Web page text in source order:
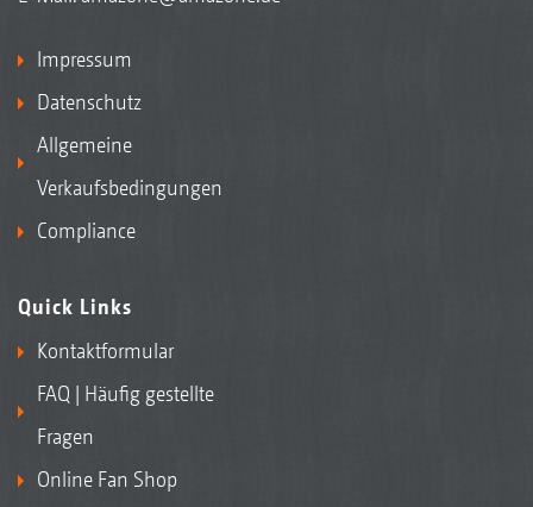
Impressum
Datenschutz
Allgemeine
Verkaufsbedingungen
Compliance
Quick Links
Kontaktformular
FAQ | Häufig gestellte
Fragen
Online Fan Shop